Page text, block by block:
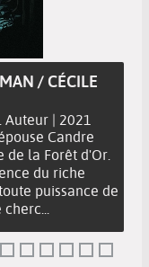
/ CÉCILE
Auteur | 2021
Candre
la Forêt d'Or.
du riche
puissance de